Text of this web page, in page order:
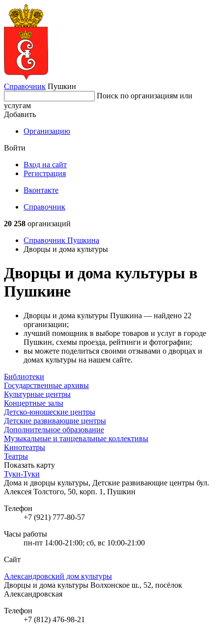
Справочник Пушкин
Поиск по организациям или
услугам
Добавить
Организацию
Войти
Вход на сайт
Регистрация
Вконтакте
Справочник
20 258 организаций
Справочник Пушкина
Дворцы и дома культуры
Дворцы и дома культуры в
Пушкине
Дворцы и дома культуры Пушкина — найдено 22
организации;
лучший помощник в выборе товаров и услуг в городе
Пушкин, схемы проезда, рейтинги и фотографии;
вы можете поделиться своими отзывами о дворцах и
домах культуры на нашем сайте.
Библиотеки
Государственные архивы
Культурные центры
Концертные залы
Детско-юношеские центры
Детские развивающие центры
Дополнительное образование
Музыкальные и танцевальные коллективы
Кинотеатры
Театры
Показать карту
Туки-Туки
Дома и дворцы культуры, Детские развивающие центры бул.
Алексея Толстого, 50, корп. 1, Пушкин
Телефон
+7 (921) 777-80-57
Часы работы
пн-пт 14:00-21:00; сб, вс 10:00-21:00
Сайт
Александровский дом культуры
Дворцы и дома культуры Волхонское ш., 52, посёлок
Александровская
Телефон
+7 (812) 476-98-21